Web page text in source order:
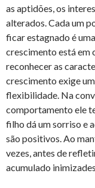
as aptidões, os
alterados. Cada um
ficar estagnado é
crescimento está em
reconhecer as
crescimento exige
flexibilidade. Na
comportamento ele
filho dá um sorriso e
são positivos. Ao
vezes, antes de
acumulado